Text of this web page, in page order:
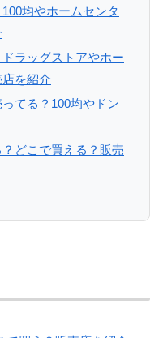
均やホームセンタ
ラッグストアやホー
を紹介
てる？100均やドン
どこで買える？販売